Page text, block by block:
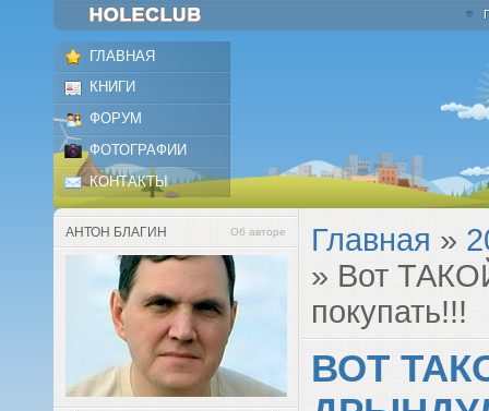
ГЛАВНАЯ
КНИГИ
ФОРУМ
ФОТОГРАФИИ
КОНТАКТЫ
АНТОН БЛАГИН Об авторе Главная »
» Вот
покупать!!!
ВОТ